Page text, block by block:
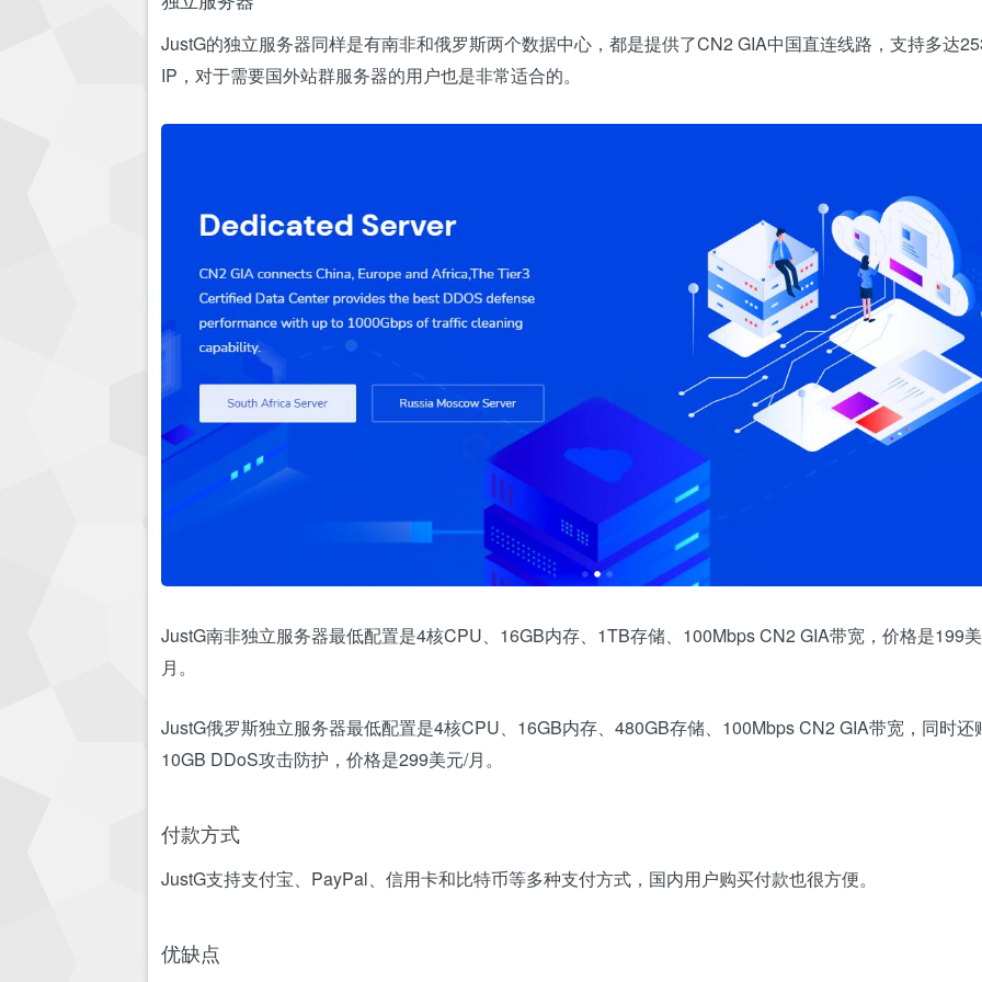
JustG的独立服务器同样是有南非和俄罗斯两个数据中心，都是提供了CN2 GIA中国直连线路，支持多达
IP，对于需要国外站群服务器的用户也是非常适合的。
JustG南非独立服务器最低配置是4核CPU、16GB内存、1TB存储、100Mbps CN2 GIA带宽，价格是199
月。
JustG俄罗斯独立服务器最低配置是4核CPU、16GB内存、480GB存储、100Mbps CN2 GIA带宽，同时还
10GB DDoS攻击防护，价格是299美元/月。
付款方式
JustG支持支付宝、PayPal、信用卡和比特币等多种支付方式，国内用户购买付款也很方便。
优缺点